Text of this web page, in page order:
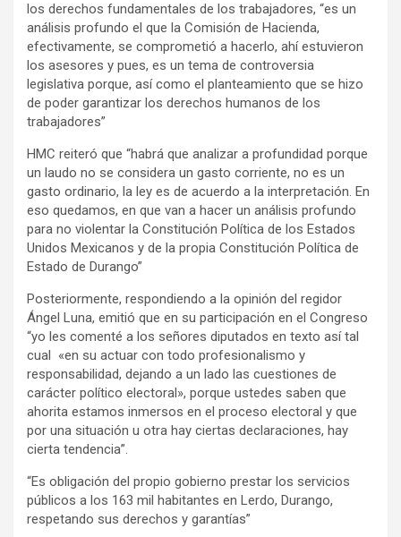
los derechos fundamentales de los trabajadores, “es un
análisis profundo el que la Comisión de Hacienda,
efectivamente, se comprometió a hacerlo, ahí estuvieron
los asesores y pues, es un tema de controversia
legislativa porque, así como el planteamiento que se hizo
de poder garantizar los derechos humanos de los
trabajadores”
HMC reiteró que “habrá que analizar a profundidad porque
un laudo no se considera un gasto corriente, no es un
gasto ordinario, la ley es de acuerdo a la interpretación. En
eso quedamos, en que van a hacer un análisis profundo
para no violentar la Constitución Política de los Estados
Unidos Mexicanos y de la propia Constitución Política de
Estado de Durango”
Posteriormente, respondiendo a la opinión del regidor
Ángel Luna, emitió que en su participación en el Congreso
“yo les comenté a los señores diputados en texto así tal
cual «en su actuar con todo profesionalismo y
responsabilidad, dejando a un lado las cuestiones de
carácter político electoral», porque ustedes saben que
ahorita estamos inmersos en el proceso electoral y que
por una situación u otra hay ciertas declaraciones, hay
cierta tendencia”.
“Es obligación del propio gobierno prestar los servicios
públicos a los 163 mil habitantes en Lerdo, Durango,
respetando sus derechos y garantías”